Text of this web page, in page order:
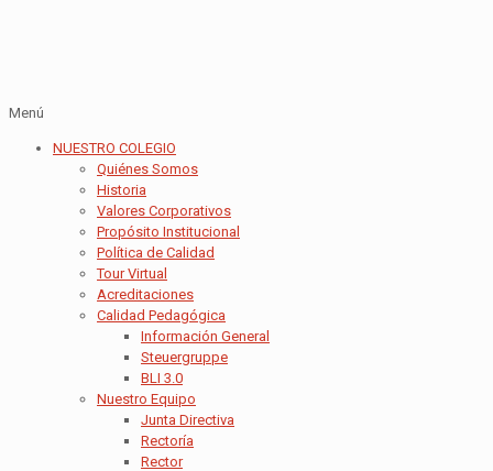
Menú
NUESTRO COLEGIO
Quiénes Somos
Historia
Valores Corporativos
Propósito Institucional
Política de Calidad
Tour Virtual
Acreditaciones
Calidad Pedagógica
Información General
Steuergruppe
BLI 3.0
Nuestro Equipo
Junta Directiva
Rectoría
Rector